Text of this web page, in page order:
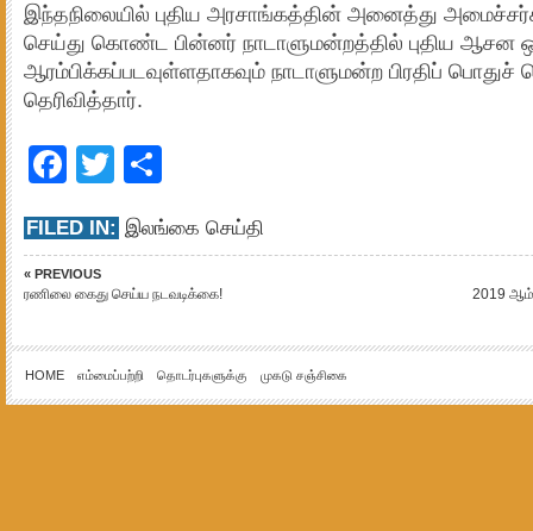
இந்தநிலையில் புதிய அரசாங்கத்தின் அனைத்து
செய்து கொண்ட பின்னர் நாடாளுமன்றத்தில் புதிய ஆசன
ஆரம்பிக்கப்படவுள்ளதாகவும் நாடாளுமன்ற பிரதிப் பொதுச்
தெரிவித்தார்.
Facebook
Twitter
FILED IN: இலங்கை செய்தி
« PREVIOUS
ரணிலை கைது செய்ய நடவடிக்கை! 2019 ஆம்
HOME எம்மைப்பற்றி தொடர்புகளுக்கு முகடு சஞ்சிகை